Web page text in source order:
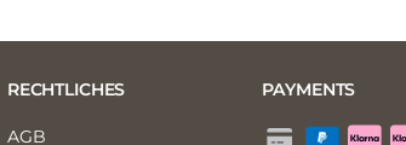
RECHTLICHES
AGB
PAYMENTS